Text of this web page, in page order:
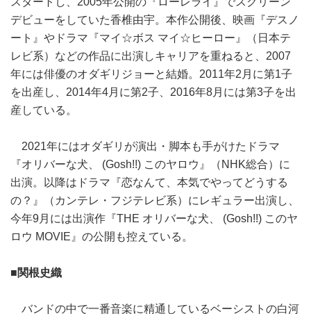
デビューをしていた香椎由宇。本作公開後、映画『デスノ
ート』やドラマ『マイ☆ボス マイ☆ヒーロー』（日本テ
レビ系）などの作品に出演しキャリアを重ねると、2007
年には俳優のオダギリジョーと結婚。2011年2月に第1子
を出産し、2014年4月に第2子、2016年8月には第3子を出
産している。
2021年にはオダギリが演出・脚本も手がけたドラマ
『オリバーな犬、 (Gosh!!) このヤロウ』（NHK総合）に
出演。以降はドラマ『恋なんて、本気でやってどうする
の？』（カンテレ・フジテレビ系）にレギュラー出演し、
今年9月には出演作『THE オリバーな犬、 (Gosh!!) このヤ
ロウ MOVIE』の公開も控えている。
■関根史織
バンドの中で一番音楽に精通しているベーシストの白河